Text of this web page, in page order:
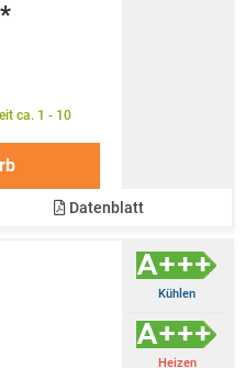
ca. 1 - 10
Datenblatt
Kühlen
Heizen